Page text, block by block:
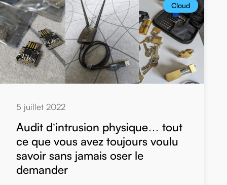
Cloud
5 juillet 2022
Audit d’intrusion physique… tout
ce que vous avez toujours voulu
savoir sans jamais oser le
demander